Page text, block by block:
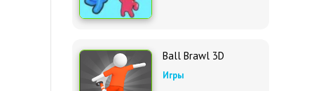
Ball Brawl 3D
Игры